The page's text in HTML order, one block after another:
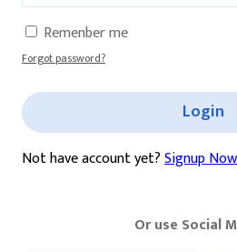
Remenber me
Forgot password?
Login
Not have account yet?Signup Now
Or use Social